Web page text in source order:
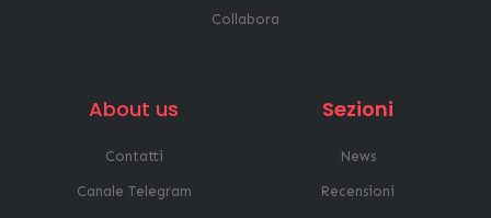
Collabora
About us
Contatti
Canale Telegram
Sezioni
News
Recensioni